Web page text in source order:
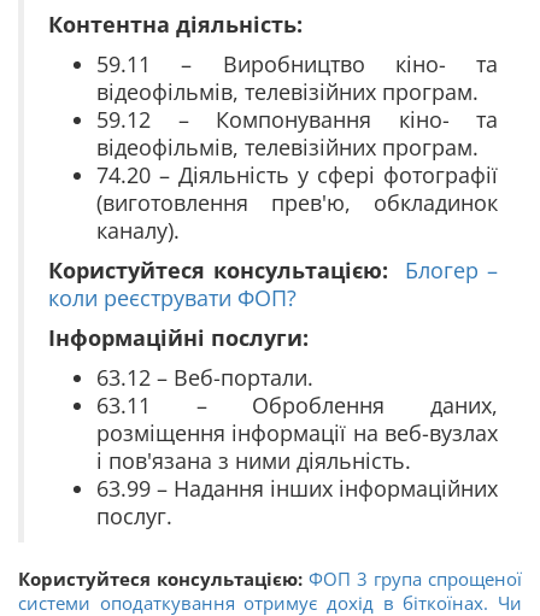
Контентна діяльність:
59.11 – Виробництво кіно- та
відеофільмів, телевізійних програм.
59.12 – Компонування кіно- та
відеофільмів, телевізійних програм.
74.20 – Діяльність у сфері фотографії
(виготовлення прев'ю, обкладинок
каналу).
Користуйтеся консультацією: Блогер –
коли реєструвати ФОП?
Інформаційні послуги:
63.12 – Веб-портали.
63.11 – Оброблення даних,
розміщення інформації на веб-вузлах
і пов'язана з ними діяльність.
63.99 – Надання інших інформаційних
послуг.
Користуйтеся консультацією: ФОП 3 група спрощеної
системи оподаткування отримує дохід в біткоїнах. Чи